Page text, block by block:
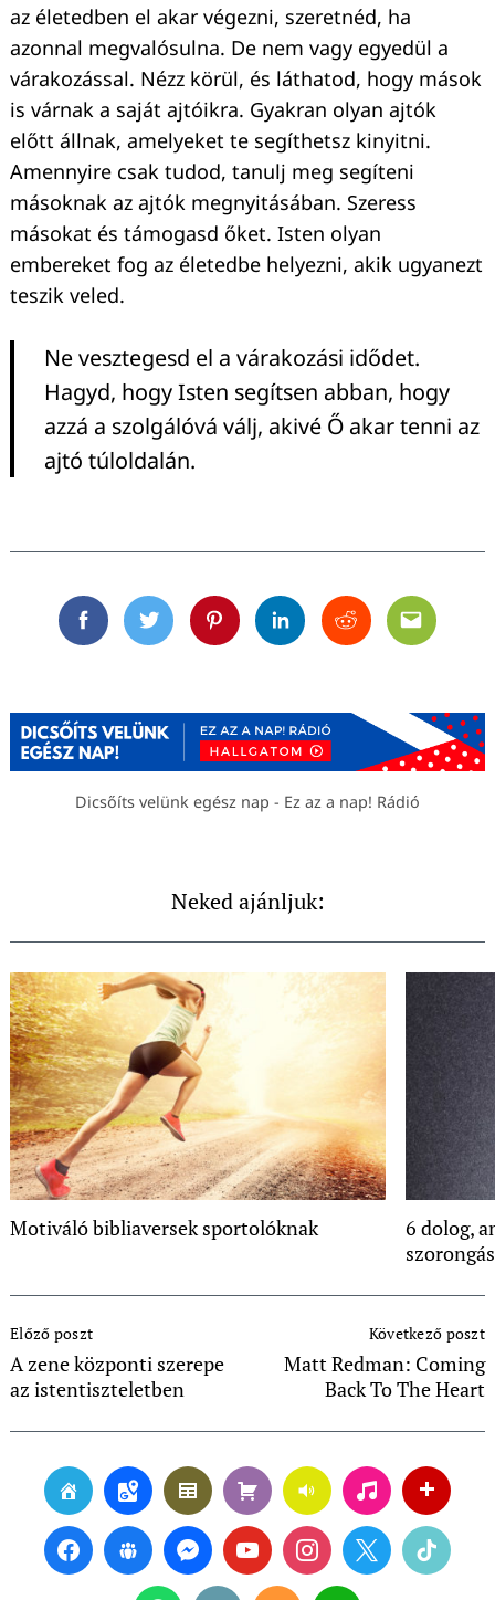
az életedben el akar végezni, szeretnéd, ha
azonnal megvalósulna. De nem vagy egyedül a
várakozással. Nézz körül, és láthatod, hogy mások
is várnak a saját ajtóikra. Gyakran olyan ajtók
előtt állnak, amelyeket te segíthetsz kinyitni.
Amennyire csak tudod, tanulj meg segíteni
másoknak az ajtók megnyitásában. Szeress
másokat és támogasd őket. Isten olyan
embereket fog az életedbe helyezni, akik ugyanezt
teszik veled.
Ne vesztegesd el a várakozási idődet.
Hagyd, hogy Isten segítsen abban, hogy
azzá a szolgálóvá válj, akivé Ő akar tenni az
ajtó túloldalán.
FacebookTwitterPinterestLinkedinRedditEmail
Dicsőíts velünk egész nap - Ez az a nap! Rádió
Neked ajánljuk:
Motiváló bibliaversek sportolóknak
6 dolog,
Navigation
Előző poszt
A zene központi szerepe
az istentiszteletben
Következő poszt
Matt Redman: Coming
Back To The Heart